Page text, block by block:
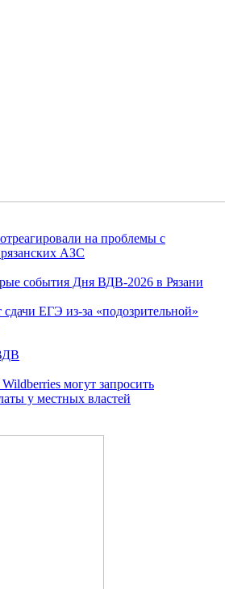
на проблемы с
АЗС
события Дня ВДВ-2026 в Рязани
ЕГЭ из-за «подозрительной»
могут запросить
у местных властей